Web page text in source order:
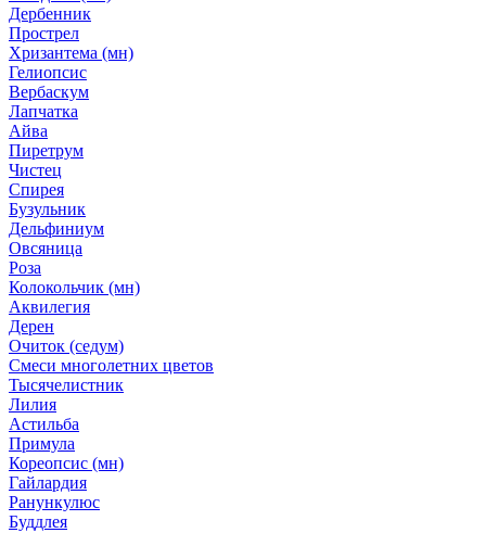
Дербенник
Прострел
Хризантема (мн)
Гелиопсис
Вербаскум
Лапчатка
Айва
Пиретрум
Чистец
Спирея
Бузульник
Дельфиниум
Овсяница
Роза
Колокольчик (мн)
Аквилегия
Дерен
Очиток (седум)
Смеси многолетних цветов
Тысячелистник
Лилия
Астильба
Примула
Кореопсис (мн)
Гайлардия
Ранункулюс
Буддлея